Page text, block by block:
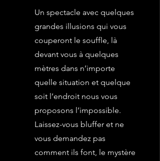
Un spectacle avec quelques
grandes illusions qui vous
couperont le souffle, là
devant vous à quelques
mètres dans n’importe
quelle situation et quelque
soit l’endroit nous vous
proposons l’impossible.
Laissez-vous bluffer et ne
vous demandez pas
comment ils font, le mystère